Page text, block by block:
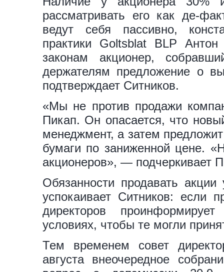
рассматривать его как де-
ведут себя пассивно,
практики Goltsblat BLP
законам акционер,
держателям предложение о
подтверждает Ситников.
«Мы не против продажи
Пикап. Он опасается, что
менеджмент, а затем
бумаги по заниженной цене.
акционеров», — подчеркивает
Обязанности продавать
успокаивает Ситников: если
директоров
условиях, чтобы те могли
Тем временем совет
августа внеочередное